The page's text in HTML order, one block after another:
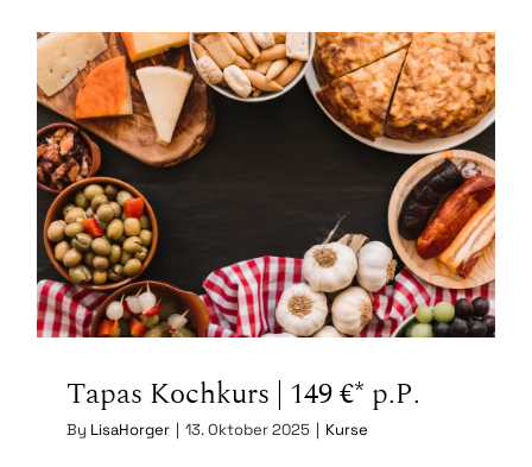
149
€* p.P.
Tapas Kochkurs | 149 €* p.P.
Tapas Kochkurs | 149 €* p.P.
By LisaHorger | 13. Oktober 2025 | Kurse